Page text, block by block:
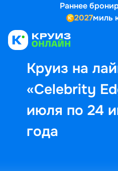
Раннее
2027миль
Круиз на
«Celebrity
июля по 24
года
Выбор